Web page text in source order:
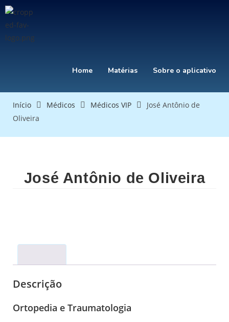
Home Matérias Sobre o aplicativo
Início Médicos Médicos VIP
José Antônio de
Oliveira
José Antônio de Oliveira
Descrição
Ortopedia e Traumatologia